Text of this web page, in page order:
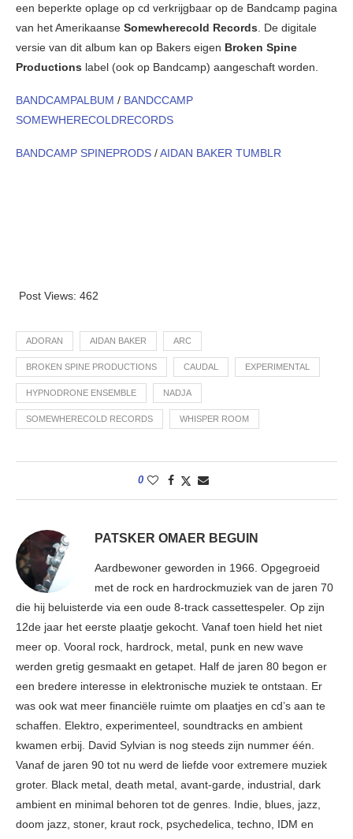
een beperkte oplage op cd verkrijgbaar op de Bandcamp pagina
van het Amerikaanse Somewherecold Records. De digitale
versie van dit album kan op Bakers eigen Broken Spine
Productions label (ook op Bandcamp) aangeschaft worden.
BANDCAMPALBUM / BANDCCAMP
SOMEWHERECOLDRECORDS
BANDCAMP SPINEPRODS /AIDAN BAKER TUMBLR
Post Views: 462
ADORAN AIDAN BAKER ARC
BROKEN SPINE PRODUCTIONS CAUDAL EXPERIMENTAL
HYPNODRONE ENSEMBLE NADJA
SOMEWHERECOLD RECORDS WHISPER ROOM
0
PATSKER OMAER BEGUIN
Aardbewoner geworden in 1966. Opgegroeid
met de rock en hardrockmuziek van de jaren 70
die hij beluisterde via een oude 8-track cassettespeler. Op zijn
12de jaar het eerste plaatje gekocht. Vanaf toen hield het niet
meer op. Vooral rock, hardrock, metal, punk en new wave
werden gretig gesmaakt en getapet. Half de jaren 80 begon er
een bredere interesse in elektronische muziek te ontstaan. Er
was ook wat meer financiële ruimte om plaatjes en cd’s aan te
schaffen. Elektro, experimenteel, soundtracks en ambient
kwamen erbij. David Sylvian is nog steeds zijn nummer één.
Vanaf de jaren 90 tot nu werd de liefde voor extremere muziek
groter. Black metal, death metal, avant-garde, industrial, dark
ambient en minimal behoren tot de genres. Indie, blues, jazz,
doom jazz, stoner, kraut rock, psychedelica, techno, IDM en